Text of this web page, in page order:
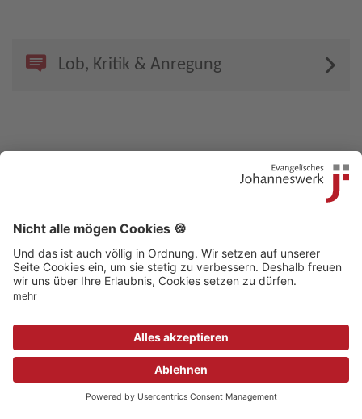
Lob, Kritik & Anregung
Beschwerdestelle Impressum Sitemap